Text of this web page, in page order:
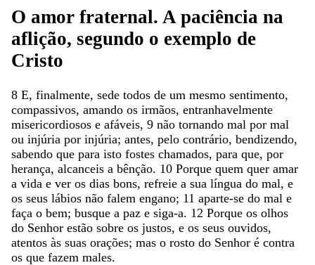
O amor fraternal. A paciência na
aflição, segundo o exemplo de
Cristo
8 E, finalmente, sede todos de um mesmo sentimento,
compassivos, amando os irmãos, entranhavelmente
misericordiosos e afáveis, 9 não tornando mal por mal
ou injúria por injúria; antes, pelo contrário, bendizendo,
sabendo que para isto fostes chamados, para que, por
herança, alcanceis a bênção. 10 Porque quem quer amar
a vida e ver os dias bons, refreie a sua língua do mal, e
os seus lábios não falem engano; 11 aparte-se do mal e
faça o bem; busque a paz e siga-a. 12 Porque os olhos
do Senhor estão sobre os justos, e os seus ouvidos,
atentos às suas orações; mas o rosto do Senhor é contra
os que fazem males.